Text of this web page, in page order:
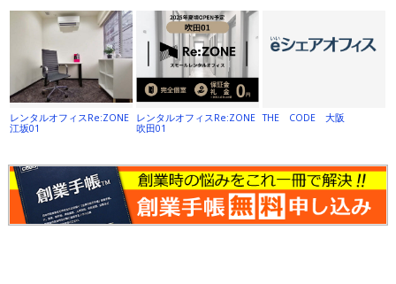
レンタルオフィスRe:ZONE
江坂01
レンタルオフィスRe:ZONE
吹田01
THE CODE 大阪